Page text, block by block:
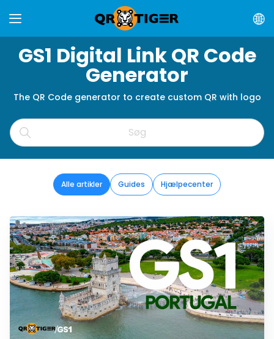
GS1 Digital Link QR Code
Generator
The QR Code generator to create custom QR with logo
Alle artikler Guides Hjælpecenter